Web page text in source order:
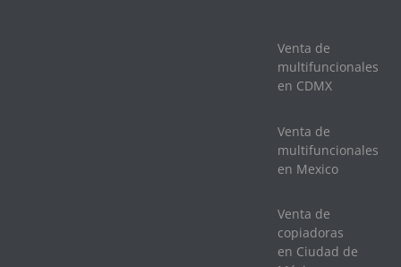
Venta de
multifuncionales
en CDMX
Venta de
multifuncionales
en Mexico
Venta de
copiadoras
en Ciudad de